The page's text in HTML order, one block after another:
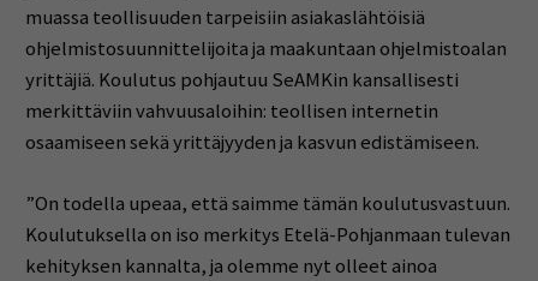
muassa teollisuuden tarpeisiin asiakaslähtöisiä
ohjelmistosuunnittelijoita ja maakuntaan ohjelmistoalan
yrittäjiä. Koulutus pohjautuu SeAMKin kansallisesti
merkittäviin vahvuusaloihin: teollisen internetin
osaamiseen sekä yrittäjyyden ja kasvun edistämiseen.
”On todella upeaa, että saimme tämän koulutusvastuun.
Koulutuksella on iso merkitys Etelä-Pohjanmaan tulevan
kehityksen kannalta, ja olemme nyt olleet ainoa